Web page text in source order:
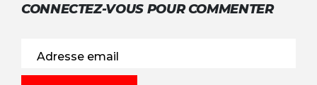
CONNECTEZ-VOUS POUR COMMENTER
Adresse email